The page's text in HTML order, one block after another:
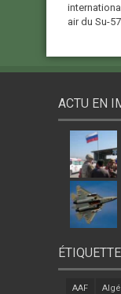
air du Su-
ACTU EN
AAF